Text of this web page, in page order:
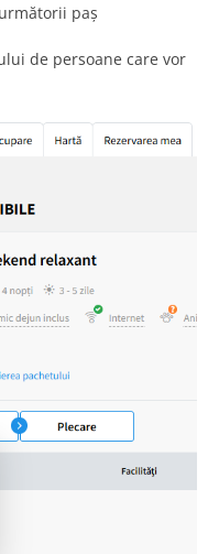
paș
de persoane care vor